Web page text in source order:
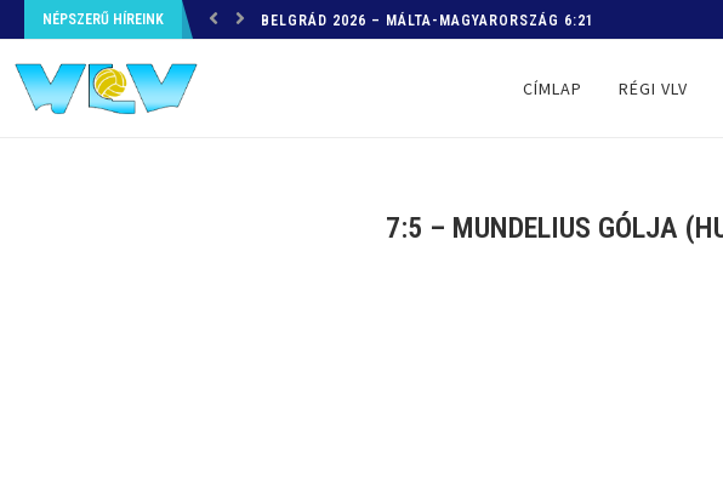
NÉPSZERŰ HÍREINK HELYZETKÉP AZ EB-RŐL – A TOVÁBBI PROGRAM
CÍMLAP RÉGI VLV
7:5 – MUNDELIUS GÓLJA